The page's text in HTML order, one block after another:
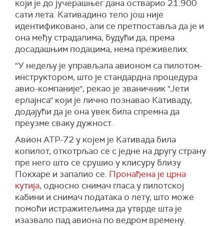
који је до јучерашњег дана остварио 21.900
сати лета. Кативадино тело још није
идентификовано, али се претпоставља да је и
она међу страдалима, будући да, према
досадашњим подацима, нема преживелих.
"У недељу је управљала авионом са пилотом-
инструктором, што је стандардна процедура
авио-компаније", рекао је званичник "Јети
ерлајнса" који је лично познавао Кативаду,
додајући да је она увек била спремна да
преузме сваку дужност.
Авион АТР-72 у којем је Кативада била
копилот, откотрљао се с једне на другу страну
пре него што се срушио у клисуру близу
Покхаре и запалио се. Пронађена је црна
кутија, односно снимач гласа у пилотској
кабини и снимач података о лету, што може
помоћи истражитељима да утврде шта је
изазвало пад авиона по ведром времену.